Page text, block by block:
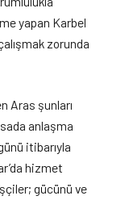
yapan Karbel
zorunda
Aras şunları
anlaşma
itibarıyla
hizmet
gücünü ve